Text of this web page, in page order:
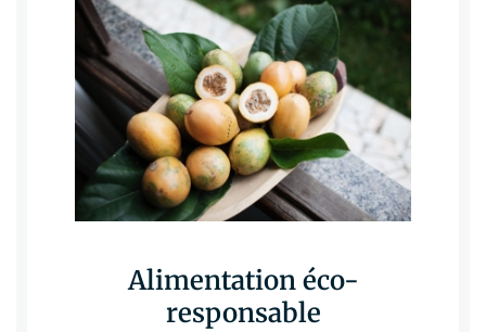
Alimentation éco-
responsable